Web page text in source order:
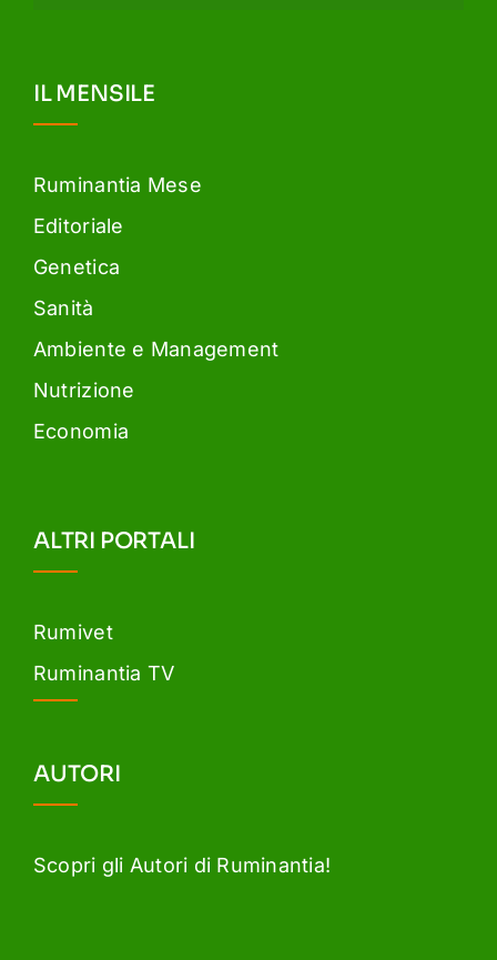
IL MENSILE
Ruminantia Mese
Editoriale
Genetica
Sanità
Ambiente e Management
Nutrizione
Economia
ALTRI PORTALI
Rumivet
Ruminantia TV
AUTORI
Scopri gli Autori di Ruminantia!